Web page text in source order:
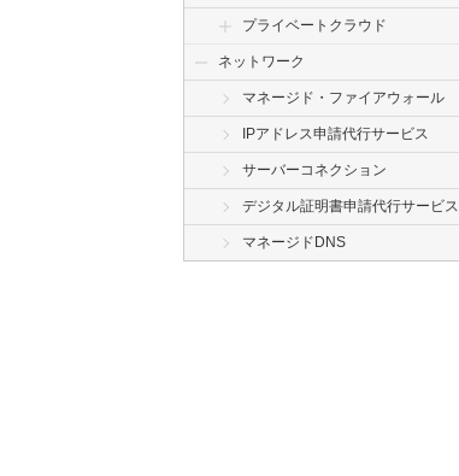
プライベートクラウド
ネットワーク
マネージド・ファイアウォール
IPアドレス申請代行サービス
サーバーコネクション
デジタル証明書申請代行サービス
マネージドDNS